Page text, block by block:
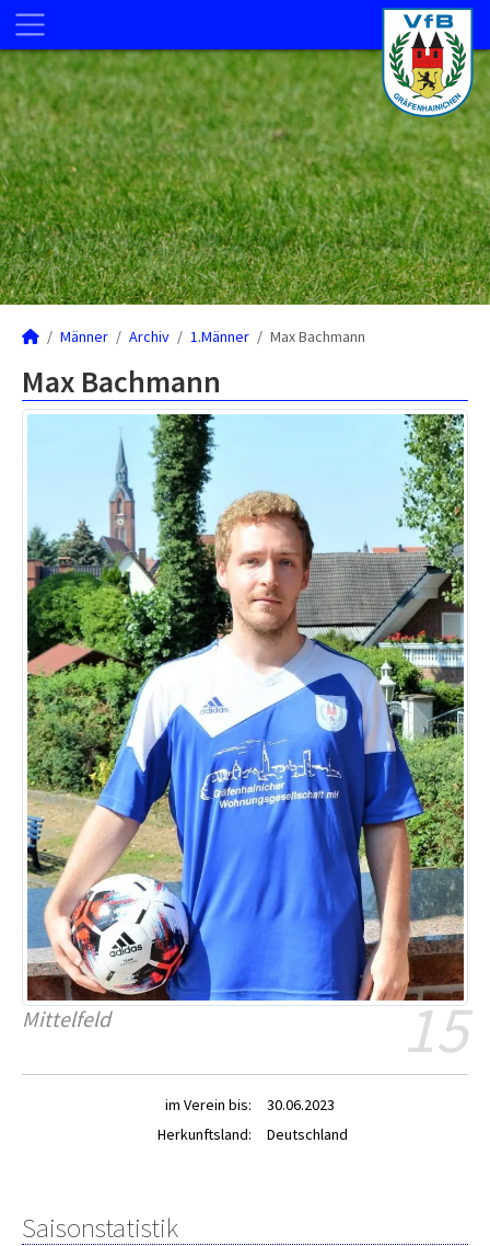
Männer Archiv 1.Männer Max Bachmann
Max Bachmann
15
Mittelfeld
im Verein bis:
30.06.2023
Herkunftsland:
Deutschland
Saisonstatistik